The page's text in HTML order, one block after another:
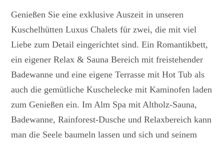
Genießen Sie eine exklusive Auszeit in unseren
Kuschelhütten Luxus Chalets für zwei, die mit viel
Liebe zum Detail eingerichtet sind. Ein Romantikbett,
ein eigener Relax & Sauna Bereich mit freistehender
Badewanne und eine eigene Terrasse mit Hot Tub als
auch die gemütliche Kuschelecke mit Kaminofen laden
zum Genießen ein. Im Alm Spa mit Altholz-Sauna,
Badewanne, Rainforest-Dusche und Relaxbereich kann
man die Seele baumeln lassen und sich und seinem